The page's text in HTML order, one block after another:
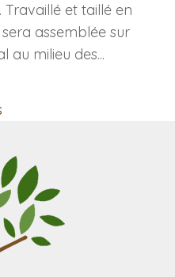
et taillé en
assemblée sur
au milieu des...